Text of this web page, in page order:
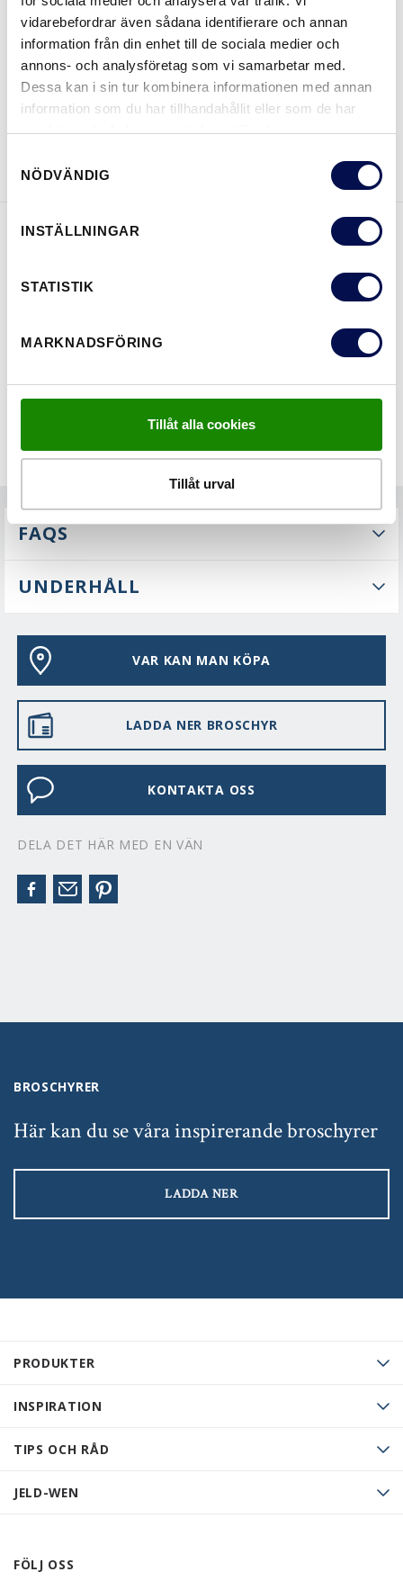
vidarebefordrar även sådana identifierare och annan
information från din enhet till de sociala medier och
annons- och analysföretag som vi samarbetar med.
Dessa kan i sin tur kombinera informationen med annan
information som du har tillhandahållit eller som de har
samlat in när du har använt deras tjänster.
NÖDVÄNDIG
INSTÄLLNINGAR
STATISTIK
MARKNADSFÖRING
Tillåt alla cookies
Tillåt urval
VAR KAN MAN KÖPA
FAQS
UNDERHÅLL
VAR KAN MAN KÖPA
LADDA NER BROSCHYR
KONTAKTA OSS
DELA DET HÄR MED EN VÄN
PRODUKTER
INSPIRATION
TIPS OCH RÅD
JELD-WEN
FÖLJ OSS
BROSCHYRER
Här kan du se våra inspirerande broschyrer
LADDA NER